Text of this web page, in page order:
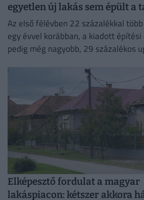
egyetlen új lakás sem épült a
Az első félévben 22 százalékkal
egy évvel korábban, a kiadott
pedig még nagyobb, 29 százalékos
Elképesztő fordulat a magyar
lakáspiacon: kétszer akkora